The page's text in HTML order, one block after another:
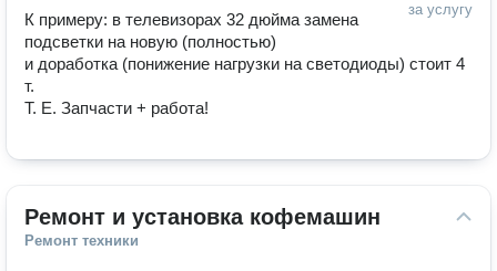
за услугу
К примеру: в телевизорах 32 дюйма замена
подсветки на новую (полностью)
и доработка (понижение нагрузки на светодиоды) стоит 4
т.
Т. Е. Запчасти + работа!
Ремонт и установка кофемашин
Ремонт техники